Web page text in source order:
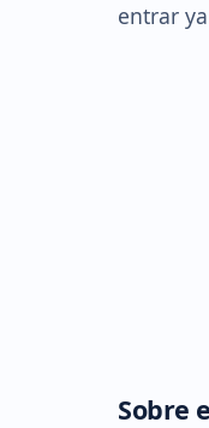
entrar
Sobre